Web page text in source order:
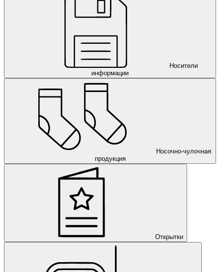
Носители
информации
Носочно-чулочная
продукция
Открытки